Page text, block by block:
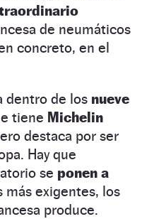
de neumáticos
concreto, en el
dentro de los nueve
tiene Michelin
destaca por ser
Hay que
se ponen a
más exigentes, los
produce.